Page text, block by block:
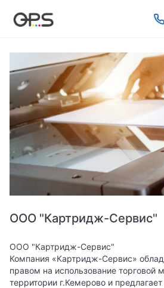
ООО "Картридж-Сервис"
ООО "Картридж-Сервис"
Компания «Картридж-Сервис»
правом на использование торговой
территории г.Кемерово и